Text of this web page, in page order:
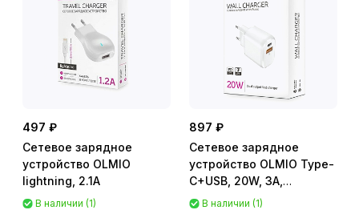
497 ₽
Сетевое зарядное
устройство OLMIO
lightning, 2.1А
В наличии (1)
897 ₽
Сетевое зарядное
устройство OLMIO Type-
C+USB, 20W, 3A,
PowerDelivery
В наличии (1)